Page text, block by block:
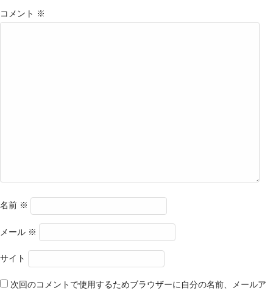
コメント ※
名前 ※
メール ※
サイト
次回のコメントで使用するためブラウザーに自分の名前、メールア